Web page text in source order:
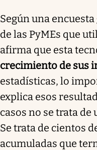
Según una
de las PyMEs que
afirma que esta
crecimiento de sus
estadísticas, lo
explica esos
casos no se trata
Se trata de cientos
acumuladas que